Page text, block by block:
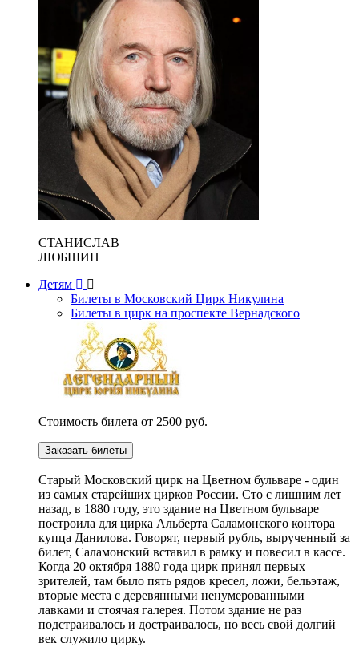
СТАНИСЛАВ
ЛЮБШИН
Детям
Билеты в Московский Цирк Никулина
Билеты в цирк на проспекте Вернадского
Стоимость билета от 2500 руб.
Заказать билеты
Cтарый Московский цирк на Цветном бульваре - один
из самых старейших цирков России. Сто с лишним лет
назад, в 1880 году, это здание на Цветном бульваре
построила для цирка Альберта Саламонского контора
купца Данилова. Говорят, первый рубль, вырученный за
билет, Саламонский вставил в рамку и повесил в кассе.
Когда 20 октября 1880 года цирк принял первых
зрителей, там было пять рядов кресел, ложи, бельэтаж,
вторые места с деревянными ненумерованными
лавками и стоячая галерея. Потом здание не раз
подстраивалось и достраивалось, но весь свой долгий
век служило цирку.